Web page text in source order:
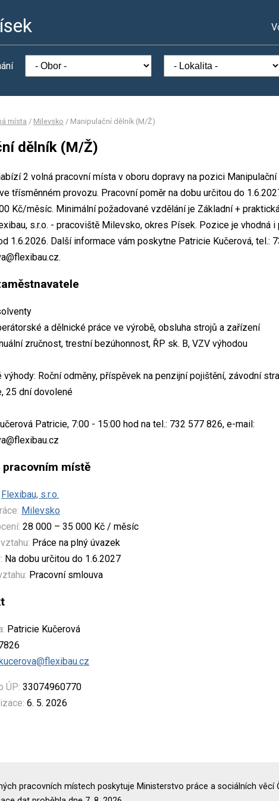
místa / Milevsko / Manipulační dělník (M/Ž)
dělník (M/Ž)
2 volná pracovní místa v oboru dopravy na pozici
třísměnném provozu. Pracovní poměr na dobu určitou do
Kč/měsíc. Minimální požadované vzdělání je Základní +
s.r.o. - pracoviště Milevsko, okres Písek. Pozice je vhodná i
1.6.2026. Další informace vám poskytne Patricie Kučerová, tel.:
a dělnické práce ve výrobě, obsluha strojů a zařízení
zručnost, trestní bezúhonnost, ŘP sk. B, VZV výhodou
výhody: Roční odměny, příspěvek na penzijní pojištění, závodní
25 dní dovolené
Patricie, 7:00 - 15:00 hod na tel.: 732 577 826, e-mail:
místě
Flexibau, s.r.o.
Milevsko
28 000 – 35 000 Kč / měsíc
Práce na plný úvazek
Na dobu určitou do 1.6.2027
Pracovní smlouva
Patricie Kučerová
ÚP: 33074960770
6. 5. 2026
pracovních místech poskytuje Ministerstvo práce a sociálních věcí